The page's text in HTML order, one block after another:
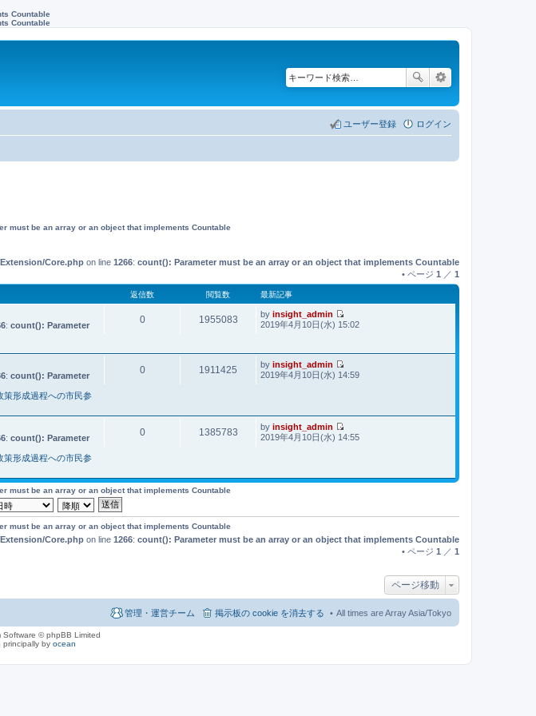
Countable
Countable
ログイン
ユーザー登録
must be an array or an object that implements Countable
Core.php on line 1266: count(): Parameter must be an array or an object that implements Countable
• ページ 1 ／ 1
返信数 閲覧数 最新記事
: count(): Parameter
0 1955083 by insight_admin
最
2019年4月10日(水) 15:02
: count(): Parameter
形成過程への市民参
0 1911425 by insight_admin
最
2019年4月10日(水) 14:59
: count(): Parameter
形成過程への市民参
0 1385783 by insight_admin
最
2019年4月10日(水) 14:55
must be an array or an object that implements Countable
must be an array or an object that implements Countable
Core.php on line 1266: count(): Parameter must be an array or an object that implements Countable
• ページ 1 ／ 1
ページ移動
All times are Array Asia/Tokyo
掲示板の cookie を消去する
管理・運営チーム
Software © phpBB Limited
principally by ocean